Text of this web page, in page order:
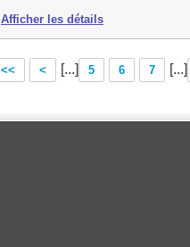
Afficher les détails
<< < [...] 5 6 7 [...]